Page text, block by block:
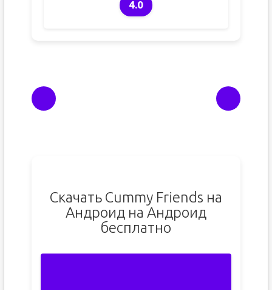
4.0
Скачать Cummy Friends на
Андроид на Андроид
бесплатно